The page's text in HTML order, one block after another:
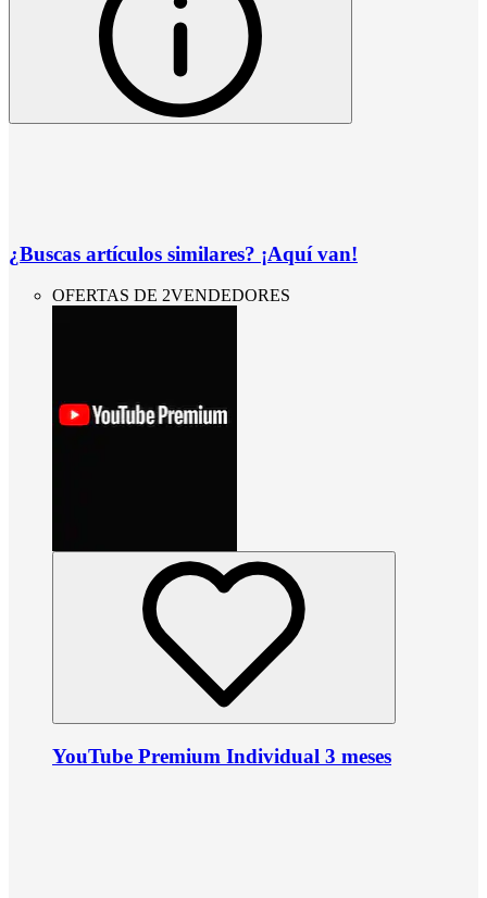
¿Buscas artículos similares? ¡Aquí van!
OFERTAS DE 2VENDEDORES
YouTube Premium Individual 3 meses